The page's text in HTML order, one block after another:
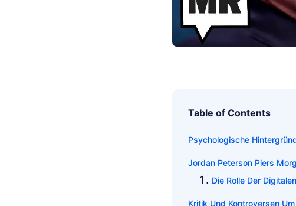
Table of Contents
Psychologische
Jordan Peterson Piers
Die Rolle Der
Kritik Und Kontroversen